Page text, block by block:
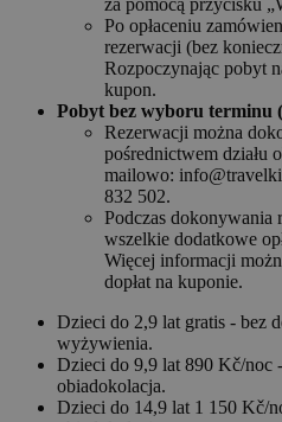
Po opłaceniu
rezerwacji (bez
Rozpoczynając pobyt
kupon.
Pobyt bez wyboru terminu
Rezerwacji można
pośrednictwem działu
mailowo:
832 502.
Podczas dokonywania
wszelkie dodatkowe
Więcej informacji
dopłat na kuponie.
Dzieci do 2,9 lat gratis - bez
wyżywienia.
Dzieci do 9,9 lat 890 Kč/noc
obiadokolacja.
Dzieci do 14,9 lat 1 150 Kč/